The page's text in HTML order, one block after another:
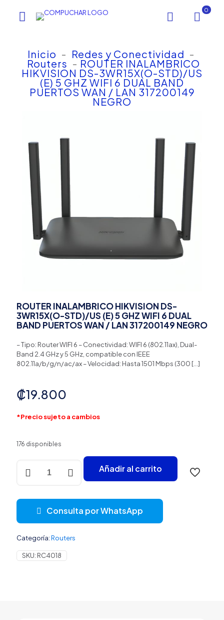
0
Inicio - Redes y Conectividad -
Routers - ROUTER INALAMBRICO
HIKVISION DS-3WR15X(O-STD)/US
(E) 5 GHZ WIFI 6 DUAL BAND
PUERTOS WAN / LAN 317200149
NEGRO
ROUTER INALAMBRICO HIKVISION DS-
3WR15X(O-STD)/US (E) 5 GHZ WIFI 6 DUAL
BAND PUERTOS WAN / LAN 317200149 NEGRO
– Tipo: Router WIFI 6 – Conectividad: WIFI 6 (802.11ax), Dual-
Band 2.4 GHz y 5 GHz, compatible con IEEE
802.11a/b/g/n/ac/ax – Velocidad: Hasta 1501 Mbps (300 […]
₡19.800
*Precio sujeto a cambios
176 disponibles
ROUTER
INALAMBRICO
HIKVISION
3WR15X(O-
STD)/US
(E)
GHZ
WIFI
6
Añadir al carrito
Consulta por WhatsApp
Categoría:Routers
SKU: RC4018